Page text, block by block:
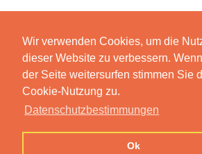
Wir verwenden Cookies, um die
dieser Website zu verbessern.
der Seite weitersurfen stimmen Sie
Cookie-Nutzung zu.
Datenschutzbestimmungen
Ok
HOME